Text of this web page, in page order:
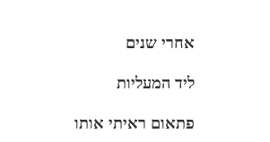
אחרי שנים
ליד המעליות
פתאום ראיתי אותו